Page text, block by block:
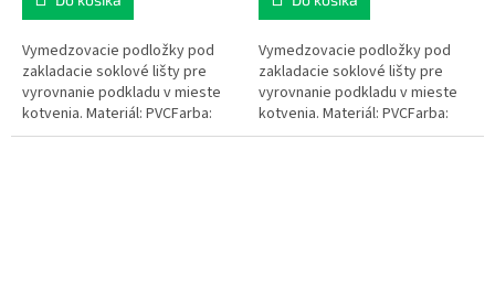
Vymedzovacie podložky pod
zakladacie soklové lišty pre
vyrovnanie podkladu v mieste
kotvenia. Materiál: PVCFarba:
čiernaBalenie: 50ks
Vymedzovacie podložky pod
zakladacie soklové lišty pre
vyrovnanie podkladu v mieste
kotvenia. Materiál: PVCFarba:
žltáBalenie: 50ks